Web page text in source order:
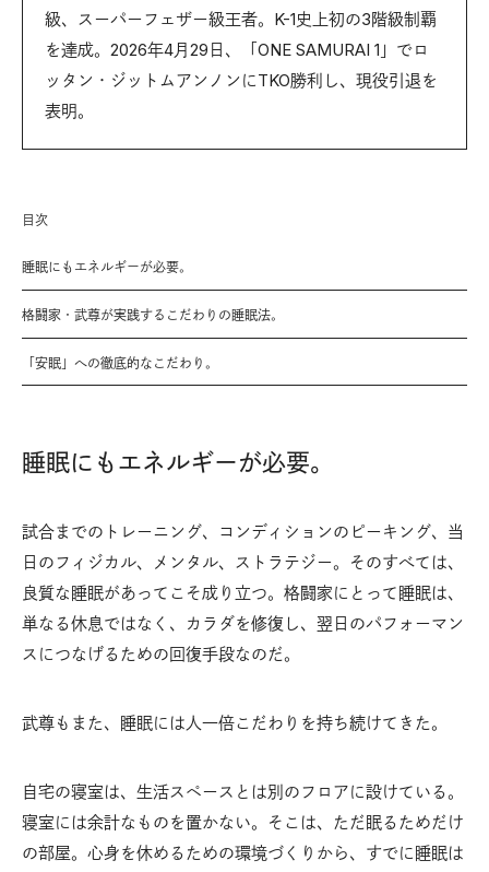
級、スーパーフェザー級王者。K-1史上初の3階級制覇
を達成。2026年4月29日、「ONE SAMURAI 1」でロ
ッタン・ジットムアンノンにTKO勝利し、現役引退を
表明。
目次
睡眠にもエネルギーが必要。
格闘家・武尊が実践するこだわりの睡眠法。
「安眠」への徹底的なこだわり。
睡眠にもエネルギーが必要。
試合までのトレーニング、コンディションのピーキング、当
日のフィジカル、メンタル、ストラテジー。そのすべては、
良質な睡眠があってこそ成り立つ。格闘家にとって睡眠は、
単なる休息ではなく、カラダを修復し、翌日のパフォーマン
スにつなげるための回復手段なのだ。
武尊もまた、睡眠には人一倍こだわりを持ち続けてきた。
自宅の寝室は、生活スペースとは別のフロアに設けている。
寝室には余計なものを置かない。そこは、ただ眠るためだけ
の部屋。心身を休めるための環境づくりから、すでに睡眠は